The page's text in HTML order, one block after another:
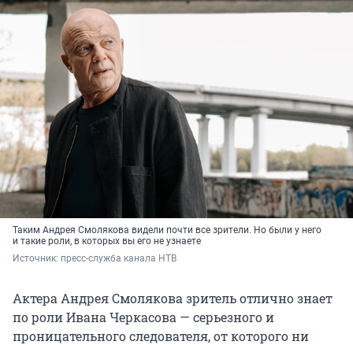
Таким Андрея Смолякова видели почти все зрители. Но были у него
и такие роли, в которых вы его не узнаете
Источник: пресс-служба канала НТВ
Актера Андрея Смолякова зритель отлично знает
по роли Ивана Черкасова — серьезного и
проницательного следователя, от которого ни